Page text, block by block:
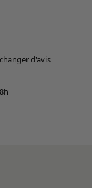
d'avis